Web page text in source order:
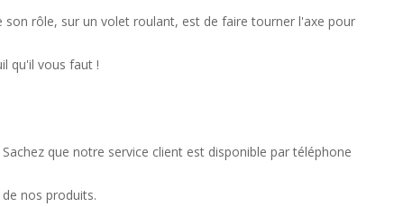
rôle, sur un volet roulant, est de faire tourner l'axe pour
qu'il vous faut !
que notre service client est disponible par téléphone
nos produits.